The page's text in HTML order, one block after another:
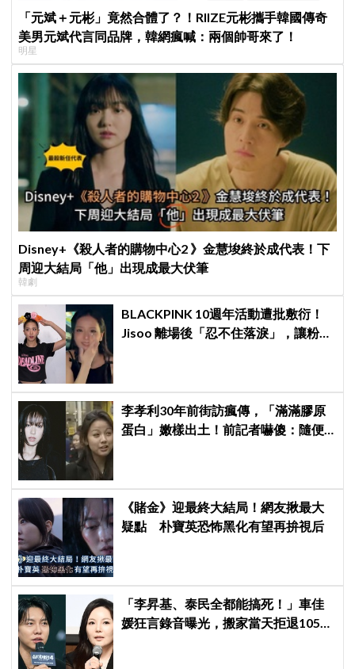
「元斌＋元彬」竟然合體了？！RIIZE元彬攜手韓國傳奇
美男元斌代言同品牌，韓網瘋喊：兩個帥哥來了！
明星
Disney+《殺人者的購物中心2 》金慧埈終於成代表！下
周迎大結局「他」出現成最大伏筆
韓劇
BLACKPINK 10週年活動遭批敷衍！
Jisoo 離場後「忍不住落淚」，讓粉絲
李孝利30年前街訪瘋傳，「滿滿膠原
蛋白」嫩樣出土！前記者嚇傻：隨便
《賭金》迎最終大結局！網友揪最大
疑點 朴寶英恐怖黑化有望再拚視后
「李昇基、泰民全都能搞死！」車佳
媛狂言錄音曝光，搬家當天拒退105億